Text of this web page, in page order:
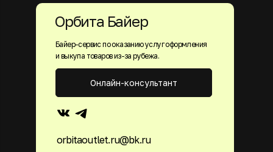
Байер-сервис по оказанию услуг оформления
и выкупа товаров из-за рубежа.
orbitaoutlet.ru@bk.ru
Онлайн-консультант
Орбита Байер